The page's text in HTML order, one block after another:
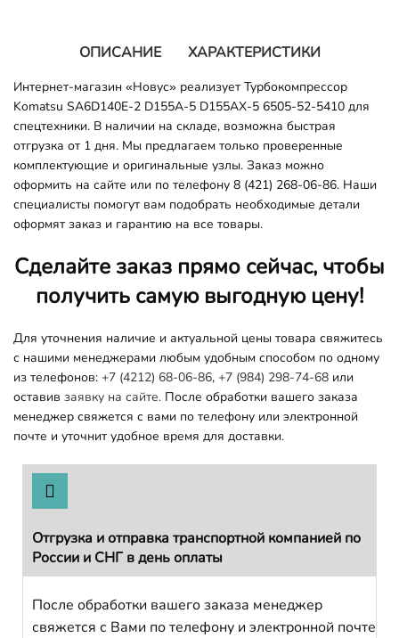
ОПИСАНИЕ ХАРАКТЕРИСТИКИ
Интернет-магазин «Новус» реализует Турбокомпрессор
Komatsu SA6D140E-2 D155A-5 D155AX-5 6505-52-5410 для
спецтехники. В наличии на складе, возможна быстрая
отгрузка от 1 дня. Мы предлагаем только проверенные
комплектующие и оригинальные узлы. Заказ можно
оформить на сайте или по телефону 8 (421) 268-06-86. Наши
специалисты помогут вам подобрать необходимые детали
оформят заказ и гарантию на все товары.
Сделайте заказ прямо сейчас, чтобы
получить самую выгодную цену!
Для уточнения наличие и актуальной цены товара свяжитесь
с нашими менеджерами любым удобным способом по одному
из телефонов: +7 (4212) 68-06-86, +7 (984) 298-74-68 или
оставив заявку на сайте. После обработки вашего заказа
менеджер свяжется с вами по телефону или электронной
почте и уточнит удобное время для доставки.
Отгрузка и отправка транспортной компанией по
России и СНГ в день оплаты
После обработки вашего заказа менеджер
свяжется с Вами по телефону и электронной почте